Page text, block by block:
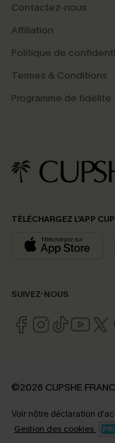
Contactez-nous
Affiliation
Politique de
Termes & Conditions
Programme de fidélité
TÉLÉCHARGEZ L’APP
SUIVEZ-NOUS
©2026 CUPSHE
Voir nôtre déclaration
Gestion des cookies
-15%
En soumettant votre
marketing (y compris
personnaliser nos
confidentialité. Vous